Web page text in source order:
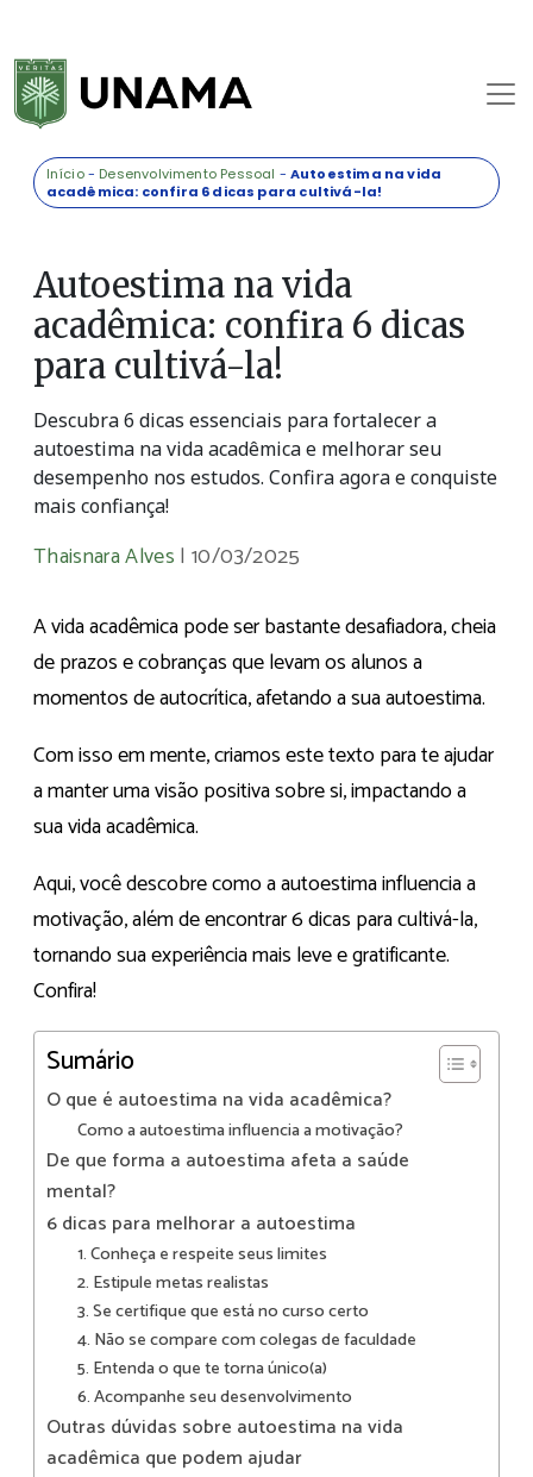
Início- Desenvolvimento Pessoal - Autoestima na vida
acadêmica: confira 6 dicas para cultivá-la!
Autoestima na vida
acadêmica: confira 6 dicas
para cultivá-la!
Descubra 6 dicas essenciais para fortalecer a
autoestima na vida acadêmica e melhorar seu
desempenho nos estudos. Confira agora e conquiste
mais confiança!
Thaisnara Alves |10/03/2025
A vida acadêmica pode ser bastante desafiadora, cheia
de prazos e cobranças que levam os alunos a
momentos de autocrítica, afetando a sua autoestima.
Com isso em mente, criamos este texto para te ajudar
a manter uma visão positiva sobre si, impactando a
sua vida acadêmica.
Aqui, você descobre como a autoestima influencia a
motivação, além de encontrar 6 dicas para cultivá-la,
tornando sua experiência mais leve e gratificante.
Confira!
Sumário
O que é autoestima na vida acadêmica?
Como a autoestima influencia a motivação?
De que forma a autoestima afeta a saúde
mental?
6 dicas para melhorar a autoestima
1. Conheça e respeite seus limites
2. Estipule metas realistas
3. Se certifique que está no curso certo
4. Não se compare com colegas de faculdade
5. Entenda o que te torna único(a)
6. Acompanhe seu desenvolvimento
Outras dúvidas sobre autoestima na vida
acadêmica que podem ajudar